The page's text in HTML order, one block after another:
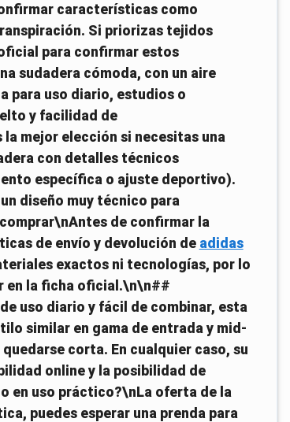
características como
Si priorizas tejidos
para confirmar estos
sudadera cómoda, con un aire
para uso diario, estudios o
y facilidad de
mejor elección si necesitas una
con detalles técnicos
específica o ajuste deportivo).
diseño muy técnico para
de confirmar la
de envío y devolución de adidas
exactos ni tecnologías, por lo
en la ficha oficial.\n\n##
uso diario y fácil de combinar, esta
similar en gama de entrada y mid-
corta. En cualquier caso, su
online y la posibilidad de
en uso práctico?\nLa oferta de la
puedes esperar una prenda para